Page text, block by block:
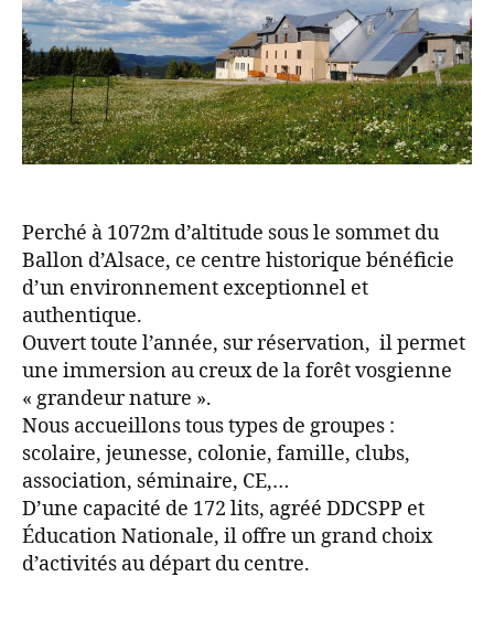
Perché à 1072m d’altitude sous le sommet du
Ballon d’Alsace, ce centre historique bénéficie
d’un environnement exceptionnel et
authentique.
Ouvert toute l’année, sur réservation, il permet
une immersion au creux de la forêt vosgienne
« grandeur nature ».
Nous accueillons tous types de groupes :
scolaire, jeunesse, colonie, famille, clubs,
association, séminaire, CE,…
D’une capacité de 172 lits, agréé DDCSPP et
Éducation Nationale, il offre un grand choix
d’activités au départ du centre.